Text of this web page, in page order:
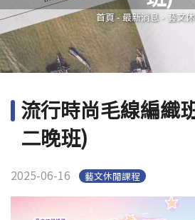
課程報名系統(link is
檔案下載
學校首頁(link is external)
English
您在這
首頁- 最新消息 - 藝文
流行時尚毛線編織
二晚班)
2025-06-16 藝文休閒課程